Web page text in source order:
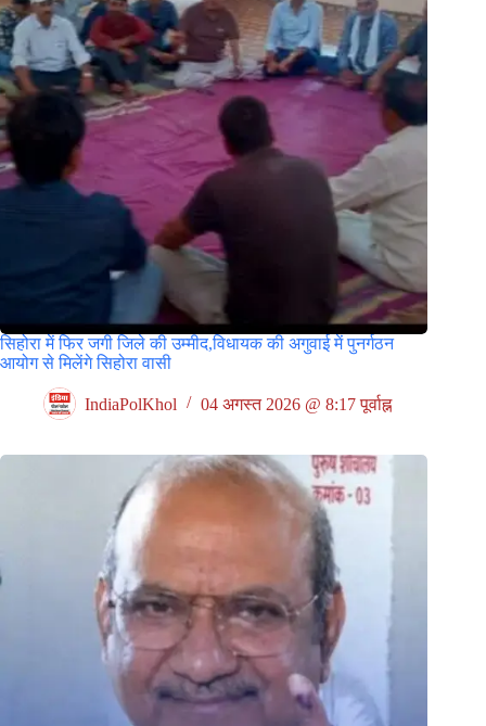
सिहोरा में फिर जगी जिले की उम्मीद,विधायक की अगुवाई में पुनर्गठन
आयोग से मिलेंगे सिहोरा वासी
IndiaPolKhol 04 अगस्त 2026 @ 8:17 पूर्वाह्न